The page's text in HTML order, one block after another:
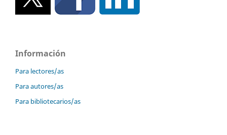
Información
Para lectores/as
Para autores/as
Para bibliotecarios/as